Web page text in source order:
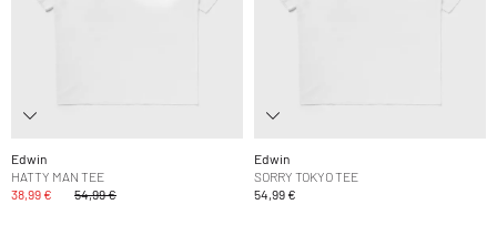
Edwin
HATTY MAN TEE
38,99 €
54,99 €
Edwin
SORRY TOKYO TEE
54,99 €